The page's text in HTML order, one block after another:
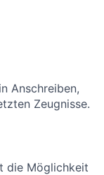
Anschreiben,
Zeugnisse.
die Möglichkeit